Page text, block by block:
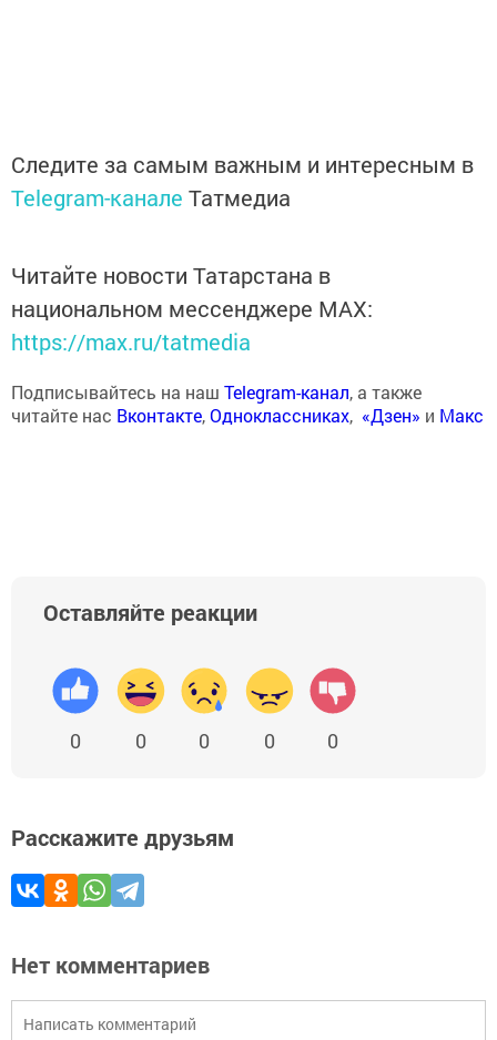
Следите за самым важным и интересным в
Telegram-канале Татмедиа
Читайте новости Татарстана в
национальном мессенджере MАХ:
https://max.ru/tatmedia
Подписывайтесь на наш Telegram-канал, а также
читайте нас Вконтакте,Одноклассниках, «Дзен» и Макс
Оставляйте реакции
0 0 0 0 0
Расскажите друзьям
Нет комментариев